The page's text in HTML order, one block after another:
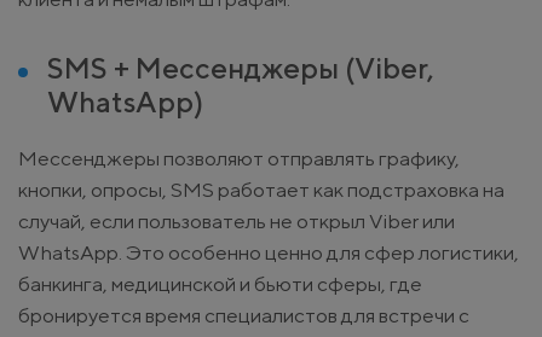
SMS + Мессенджеры (Viber,
WhatsApp)
Мессенджеры позволяют отправлять графику,
кнопки, опросы, SMS работает как подстраховка на
случай, если пользователь не открыл Viber или
WhatsApp. Это особенно ценно для сфер логистики,
банкинга, медицинской и бьюти сферы, где
бронируется время специалистов для встречи с